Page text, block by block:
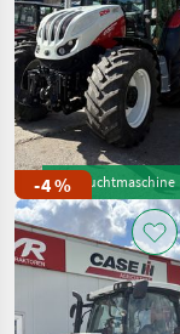
-4 %Gebrauchtmaschine